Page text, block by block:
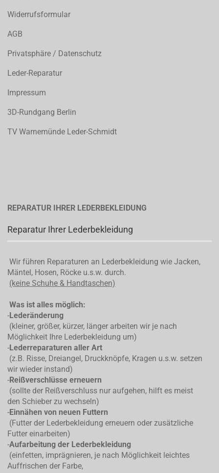
Widerrufsformular
AGB
Privatsphäre / Datenschutz
Leder-Reparatur
Impressum
3D-Rundgang Berlin
TV Warnemünde Leder-Schmidt
REPARATUR IHRER LEDERBEKLEIDUNG
Reparatur Ihrer Lederbekleidung
Wir führen Reparaturen an Lederbekleidung wie Jacken,
Mäntel, Hosen, Röcke u.s.w. durch.
(keine Schuhe & Handtaschen)
Was ist alles möglich:
-Lederänderung
(kleiner, größer, kürzer, länger arbeiten wir je nach
Möglichkeit Ihre Lederbekleidung um)
-Lederreparaturen aller Art
(z.B. Risse, Dreiangel, Druckknöpfe, Kragen u.s.w. setzen
wir wieder instand)
-Reißverschlüsse erneuern
(sollte der Reißverschluss nur aufgehen, hilft es meist
den Schieber zu wechseln)
-Einnähen von neuen Futtern
(Futter der Lederbekleidung erneuern oder zusätzliche
Futter einarbeiten)
-Aufarbeitung der Lederbekleidung
(einfetten, imprägnieren, je nach Möglichkeit leichtes
Auffrischen der Farbe,